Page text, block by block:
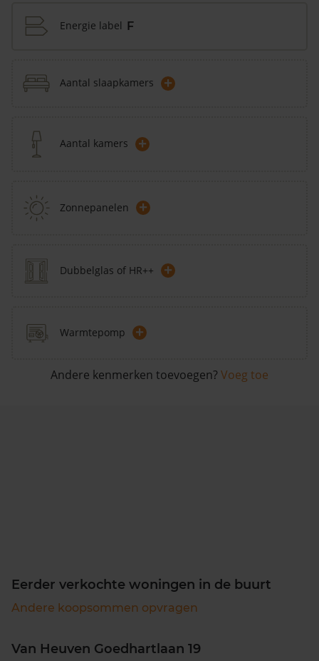
Energie label F
Aantal slaapkamers +
Aantal kamers +
Zonnepanelen +
Dubbelglas of HR++ +
Warmtepomp +
Andere kenmerken toevoegen? Voeg toe
Eerder verkochte woningen in de buurt
Andere koopsommen opvragen
Van Heuven Goedhartlaan 19